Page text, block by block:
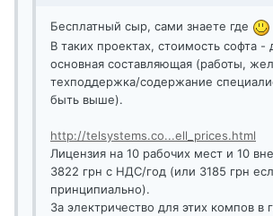
Бесплатный сыр, сами знаете где
В таких проектах, стоимость софта -
основная составляющая (работы,
техподдержка/содержание
быть выше).
http://telsystems.co...ell_prices.html
Лицензия на 10 рабочих мест и 10
3822 грн с НДС/год (или 3185 грн
принципиально).
За электричество для этих компов в